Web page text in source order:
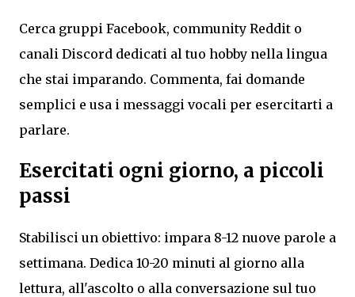
Cerca gruppi Facebook, community Reddit o
canali Discord dedicati al tuo hobby nella lingua
che stai imparando. Commenta, fai domande
semplici e usa i messaggi vocali per esercitarti a
parlare.
Esercitati ogni giorno, a piccoli
passi
Stabilisci un obiettivo: impara 8-12 nuove parole a
settimana. Dedica 10-20 minuti al giorno alla
lettura, all'ascolto o alla conversazione sul tuo